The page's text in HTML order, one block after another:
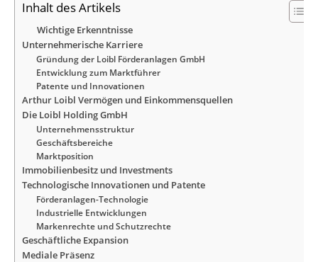
Inhalt des Artikels
Wichtige Erkenntnisse
Unternehmerische Karriere
Gründung der Loibl Förderanlagen GmbH
Entwicklung zum Marktführer
Patente und Innovationen
Arthur Loibl Vermögen und Einkommensquellen
Die Loibl Holding GmbH
Unternehmensstruktur
Geschäftsbereiche
Marktposition
Immobilienbesitz und Investments
Technologische Innovationen und Patente
Förderanlagen-Technologie
Industrielle Entwicklungen
Markenrechte und Schutzrechte
Geschäftliche Expansion
Mediale Präsenz